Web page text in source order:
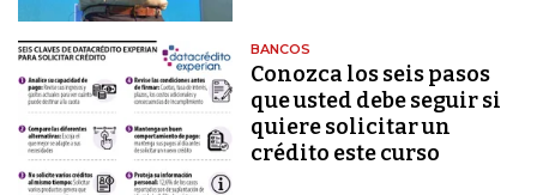
BANCOS
Conozca los seis pasos
que usted debe seguir si
quiere solicitar un
crédito este curso